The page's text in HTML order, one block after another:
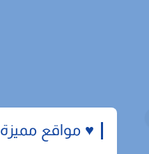
♥️ مواقع مميزة